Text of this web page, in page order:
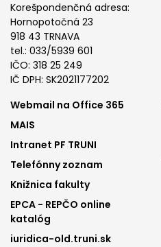
Korešpondenčná adresa:
Hornopotočná 23
918 43 TRNAVA
tel.: 033/5939 601
IČO: 318 25 249
IČ DPH: SK2021177202
Footer
menu
1
Webmail na Office 365
MAIS
Intranet PF TRUNI
Telefónny zoznam
Knižnica fakulty
EPCA - REPČO online
katalóg
iuridica-old.truni.sk